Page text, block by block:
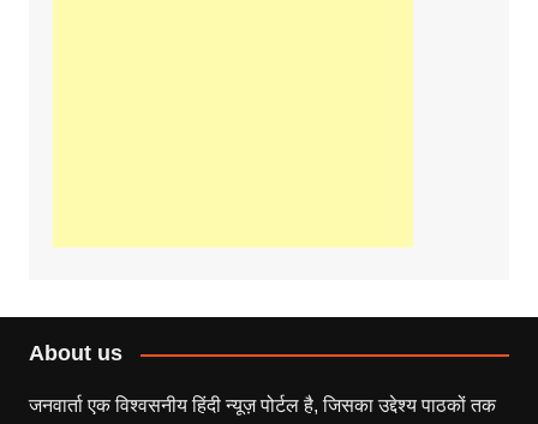
About us
जनवार्ता एक विश्वसनीय हिंदी न्यूज़ पोर्टल है, जिसका उद्देश्य पाठकों तक